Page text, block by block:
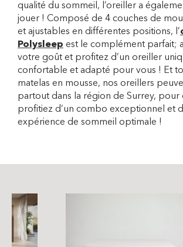
qualité du sommeil, l’oreiller a
jouer ! Composé de 4 couches de
et ajustables en différentes positions, l’
Polysleep est le complément parfait;
votre goût et profitez d’un oreiller
confortable et adapté pour vous ! Et
matelas en mousse, nos oreillers
partout dans la région de Surrey, pour
profitiez d’un combo exceptionnel et
expérience de sommeil optimale !